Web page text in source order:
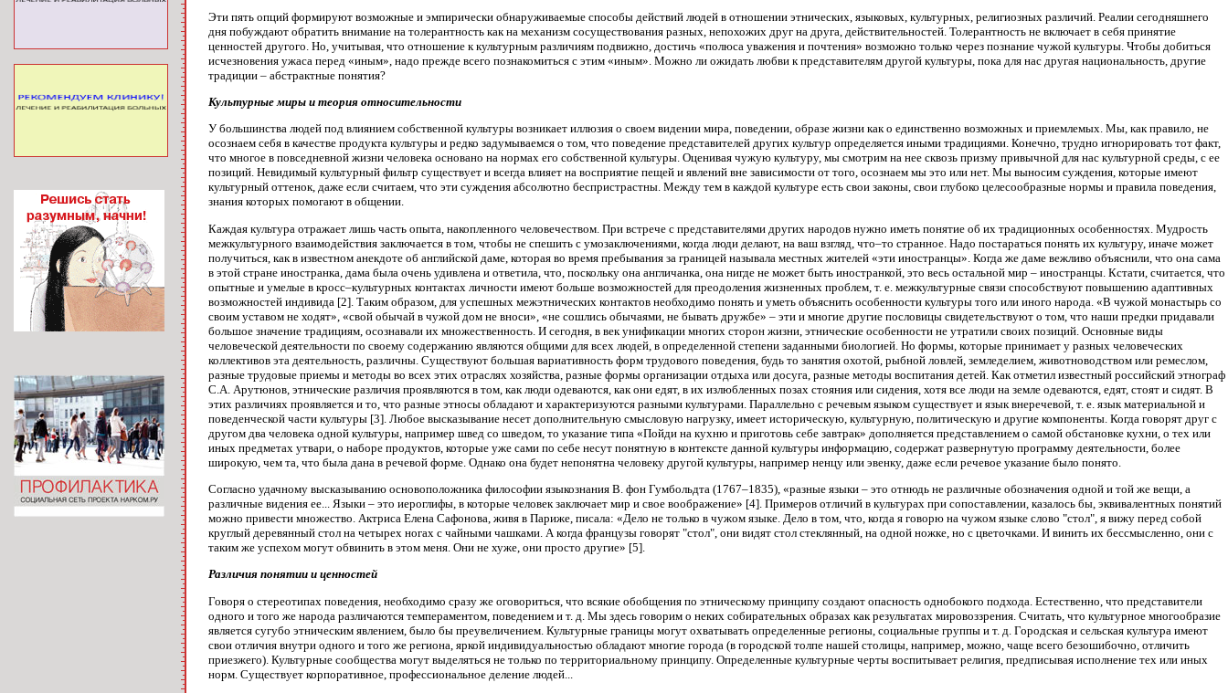
Эти пять опций формируют возможные и эмпирически обнаруживаемые способы действий людей в отношении этнических, языковых, культурных, религиозных различий. Реалии сегодняшнего
дня побуждают обратить внимание на толерантность как на механизм сосуществования разных, непохожих друг на друга, действительностей. Толерантность не включает в себя принятие
ценностей другого. Но, учитывая, что отношение к культурным различиям подвижно, достичь «полюса уважения и почтения» возможно только через познание чужой культуры. Чтобы добиться
исчезновения ужаса перед «иным», надо прежде всего познакомиться с этим «иным». Можно ли ожидать любви к представителям другой культуры, пока для нас другая национальность, другие
традиции – абстрактные понятия?
Культурные миры и теория относительности
У большинства людей под влиянием собственной культуры возникает иллюзия о своем видении мира, поведении, образе жизни как о единственно возможных и приемлемых. Мы, как правило, не
осознаем себя в качестве продукта культуры и редко задумываемся о том, что поведение представителей других культур определяется иными традициями. Конечно, трудно игнорировать тот факт,
что многое в повседневной жизни человека основано на нормах его собственной культуры. Оценивая чужую культуру, мы смотрим на нее сквозь призму привычной для нас культурной среды, с ее
позиций. Невидимый культурный фильтр существует и всегда влияет на восприятие пещей и явлений вне зависимости от того, осознаем мы это или нет. Мы выносим суждения, которые имеют
культурный оттенок, даже если считаем, что эти суждения абсолютно беспристрастны. Между тем в каждой культуре есть свои законы, свои глубоко целесообразные нормы и правила поведения,
знания которых помогают в общении.
Каждая культура отражает лишь часть опыта, накопленного человечеством. При встрече с представителями других народов нужно иметь понятие об их традиционных особенностях. Мудрость
межкультурного взаимодействия заключается в том, чтобы не спешить с умозаключениями, когда люди делают, на ваш взгляд, что–то странное. Надо постараться понять их культуру, иначе может
получиться, как в известном анекдоте об английской даме, которая во время пребывания за границей называла местных жителей «эти иностранцы». Когда же даме вежливо объяснили, что она сама
в этой стране иностранка, дама была очень удивлена и ответила, что, поскольку она англичанка, она нигде не может быть иностранкой, это весь остальной мир – иностранцы. Кстати, считается, что
опытные и умелые в кросс–культурных контактах личности имеют больше возможностей для преодоления жизненных проблем, т. е. межкультурные связи способствуют повышению адаптивных
возможностей индивида [2]. Таким образом, для успешных межэтнических контактов необходимо понять и уметь объяснить особенности культуры того или иного народа. «В чужой монастырь со
своим уставом не ходят», «свой обычай в чужой дом не вноси», «не сошлись обычаями, не бывать дружбе» – эти и многие другие пословицы свидетельствуют о том, что наши предки придавали
большое значение традициям, осознавали их множественность. И сегодня, в век унификации многих сторон жизни, этнические особенности не утратили своих позиций. Основные виды
человеческой деятельности по своему содержанию являются общими для всех людей, в определенной степени заданными биологией. Но формы, которые принимает у разных человеческих
коллективов эта деятельность, различны. Существуют большая вариативность форм трудового поведения, будь то занятия охотой, рыбной ловлей, земледелием, животноводством или ремеслом,
разные трудовые приемы и методы во всех этих отраслях хозяйства, разные формы организации отдыха или досуга, разные методы воспитания детей. Как отметил известный российский этнограф
С.А. Арутюнов, этнические различия проявляются в том, как люди одеваются, как они едят, в их излюбленных позах стояния или сидения, хотя все люди на земле одеваются, едят, стоят и сидят. В
этих различиях проявляется и то, что разные этносы обладают и характеризуются разными культурами. Параллельно с речевым языком существует и язык внеречевой, т. е. язык материальной и
поведенческой части культуры [3]. Любое высказывание несет дополнительную смысловую нагрузку, имеет историческую, культурную, политическую и другие компоненты. Когда говорят друг с
другом два человека одной культуры, например швед со шведом, то указание типа «Пойди на кухню и приготовь себе завтрак» дополняется представлением о самой обстановке кухни, о тех или
иных предметах утвари, о наборе продуктов, которые уже сами по себе несут понятную в контексте данной культуры информацию, содержат развернутую программу деятельности, более
широкую, чем та, что была дана в речевой форме. Однако она будет непонятна человеку другой культуры, например ненцу или эвенку, даже если речевое указание было понято.
Согласно удачному высказыванию основоположника философии языкознания В. фон Гумбольдта (1767–1835), «разные языки – это отнюдь не различные обозначения одной и той же вещи, а
различные видения ее... Языки – это иероглифы, в которые человек заключает мир и свое воображение» [4]. Примеров отличий в культурах при сопоставлении, казалось бы, эквивалентных понятий
можно привести множество. Актриса Елена Сафонова, живя в Париже, писала: «Дело не только в чужом языке. Дело в том, что, когда я говорю на чужом языке слово "стол", я вижу перед собой
круглый деревянный стол на четырех ногах с чайными чашками. А когда французы говорят "стол", они видят стол стеклянный, на одной ножке, но с цветочками. И винить их бессмысленно, они с
таким же успехом могут обвинить в этом меня. Они не хуже, они просто другие» [5].
Различия понятии и ценностей
Говоря о стереотипах поведения, необходимо сразу же оговориться, что всякие обобщения по этническому принципу создают опасность однобокого подхода. Естественно, что представители
одного и того же народа различаются темпераментом, поведением и т. д. Мы здесь говорим о неких собирательных образах как результатах мировоззрения. Считать, что культурное многообразие
является сугубо этническим явлением, было бы преувеличением. Культурные границы могут охватывать определенные регионы, социальные группы и т. д. Городская и сельская культура имеют
свои отличия внутри одного и того же региона, яркой индивидуальностью обладают многие города (в городской толпе нашей столицы, например, можно, чаще всего безошибочно, отличить
приезжего). Культурные сообщества могут выделяться не только по территориальному принципу. Определенные культурные черты воспитывает религия, предписывая исполнение тех или иных
норм. Существует корпоративное, профессиональное деление людей...